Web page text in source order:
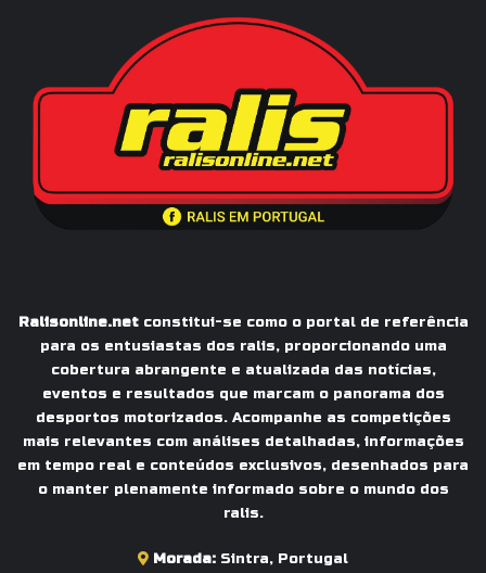
Ralisonline.netconstitui-se como o portal de referência
para os entusiastas dos ralis, proporcionando uma
cobertura abrangente e atualizada das notícias,
eventos e resultados que marcam o panorama dos
desportos motorizados. Acompanhe as competições
mais relevantes com análises detalhadas, informações
em tempo real e conteúdos exclusivos, desenhados para
o manter plenamente informado sobre o mundo dos
ralis.
Morada: Sintra, Portugal